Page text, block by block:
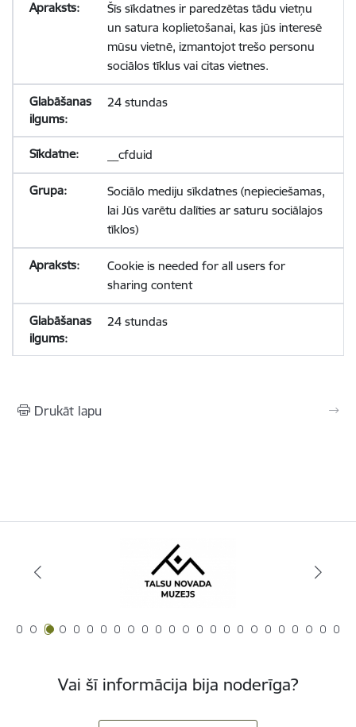
Šīs sīkdatnes ir paredzētas tādu vietņu
un satura koplietošanai, kas jūs interesē
mūsu vietnē, izmantojot trešo personu
sociālos tīklus vai citas vietnes.
24 stundas
__cfduid
Sociālo mediju sīkdatnes (nepieciešamas,
lai Jūs varētu dalīties ar saturu sociālajos
tīklos)
Cookie is needed for all users for
sharing content
24 stundas
Drukāt lapu
Vai šī informācija bija noderīga?